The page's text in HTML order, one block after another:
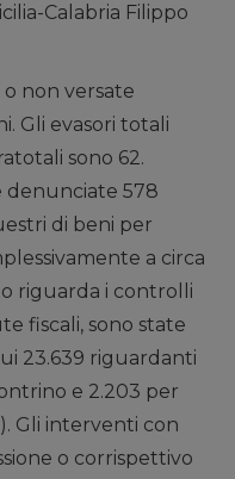
Calabria Filippo
non versate
Gli evasori totali
sono 62.
denunciate 578
di beni per
a circa
riguarda i controlli
fiscali, sono state
23.639 riguardanti
e 2.203 per
Gli interventi con
o corrispettivo